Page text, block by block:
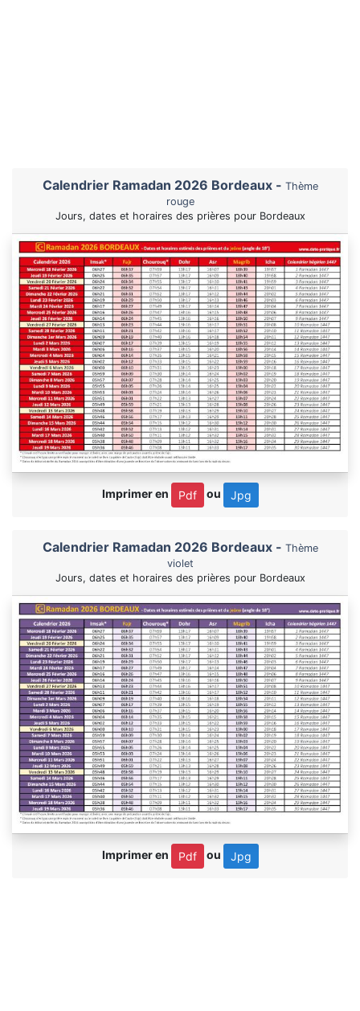
Calendrier Ramadan 2026 Bordeaux - Thème
rouge
Jours, dates et horaires des prières pour Bordeaux
Imprimer en Pdf ou Jpg
Calendrier Ramadan 2026 Bordeaux - Thème
violet
Jours, dates et horaires des prières pour Bordeaux
Imprimer en Pdf ou Jpg